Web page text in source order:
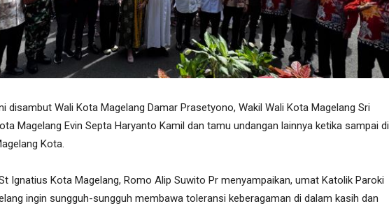
disambut Wali Kota Magelang Damar Prasetyono, Wakil Wali Kota Magelang Sri
Magelang Evin Septa Haryanto Kamil dan tamu undangan lainnya ketika sampai di
Kota.
Ignatius Kota Magelang, Romo Alip Suwito Pr menyampaikan, umat Katolik Paroki
ingin sungguh-sungguh membawa toleransi keberagaman di dalam kasih dan